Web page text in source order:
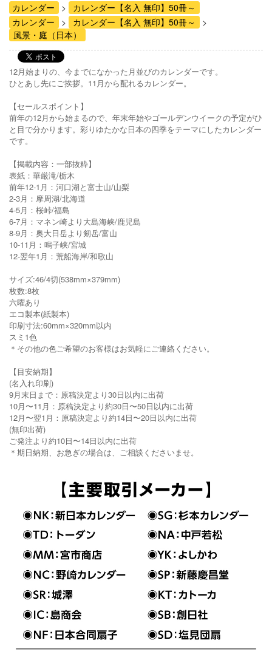
カレンダー
カレンダー【名入 無印】50冊～
カレンダー
カレンダー【名入 無印】50冊～
風景・庭（日本）
12月始まりの、今までになかった月並びのカレンダーです。
ひとあし先にご挨拶。11月から配れるカレンダー。
【セールスポイント】
前年の12月から始まるので、年末年始やゴールデンウイークの予定がひ
と目で分かります。彩りゆたかな日本の四季をテーマにしたカレンダー
です。
【掲載内容：一部抜粋】
表紙：華厳滝/栃木
前年12-1月：河口湖と富士山/山梨
2-3月：摩周湖/北海道
4-5月：桜峠/福島
6-7月：マネン崎より大島海峡/鹿児島
8-9月：奥大日岳より剱岳/富山
10-11月：鳴子峡/宮城
12-翌年1月：荒船海岸/和歌山
サイズ:46/4切(538mm×379mm)
枚数:8枚
六曜あり
エコ製本(紙製本)
印刷寸法:60mm×320mm以内
スミ1色
＊その他の色ご希望のお客様はお気軽にご連絡ください。
【目安納期】
(名入れ印刷)
9月末日まで：原稿決定より30日以内に出荷
10月〜11月：原稿決定より約30日〜50日以内に出荷
12月〜翌1月：原稿決定より約14日〜20日以内に出荷
(無印出荷)
ご発注より約10日〜14日以内に出荷
＊期日納期、お急ぎの場合は、ご相談くださいませ。